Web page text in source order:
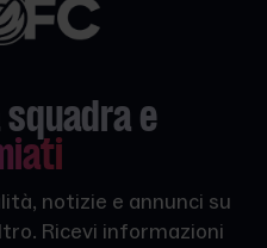
e
notizie e annunci su
Ricevi informazioni